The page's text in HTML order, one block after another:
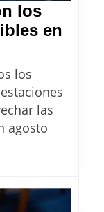
los
en
los
las
agosto